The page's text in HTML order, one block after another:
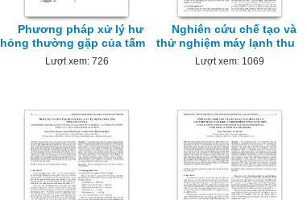
Phương pháp xử lý hư
hỏng thường gặp của tấm
Lượt xem: 726
Nghiên cứu chế tạo và
thử nghiệm máy lạnh thu
Lượt xem: 1069